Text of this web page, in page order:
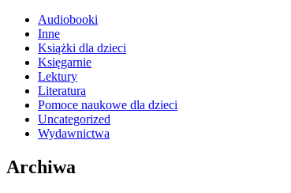
Audiobooki
Inne
Książki dla dzieci
Księgarnie
Lektury
Literatura
Pomoce naukowe dla dzieci
Uncategorized
Wydawnictwa
Archiwa